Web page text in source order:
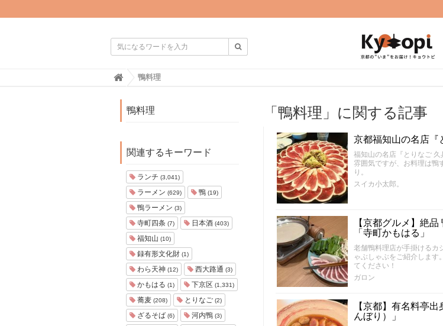
H
鴨料理
鴨料理
関連するキーワード
ランチ (3,041)
ラーメン (629) 鴨 (19)
鴨ラーメン (3)
寺町四条 (7) 日本酒 (403)
福知山 (10)
録有形文化財 (1)
わら天神 (12) 西大路通 (3)
かもはる (1) 下京区 (1,331)
蕎麦 (208) とりなご (2)
ざるそば (6) 河内鴨 (3)
「鴨料理」に関する記事
京都福知山の名店『
福知山の名店『とりなご
雰囲気ですが、お料理は鴨
り。
スイカ小太郎。
【京都グルメ】絶
「寺町かもはる」
老舗鴨料理店が手掛けるカ
ゃぶしゃぶをご紹介します
てください！
ガロン
【京都】有名料亭
んぼり）」